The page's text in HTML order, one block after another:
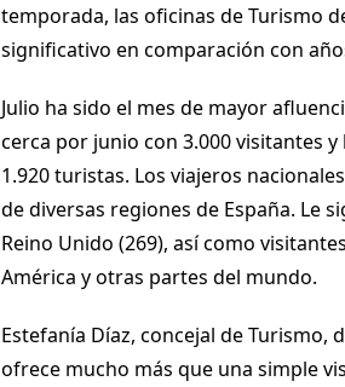
temporada, las oficinas de Turismo
significativo en comparación con
Julio ha sido el mes de mayor
cerca por junio con 3.000 visitantes
1.920 turistas. Los viajeros
de diversas regiones de España. Le
Reino Unido (269), así como
América y otras partes del mundo.
Estefanía Díaz, concejal de Turismo,
ofrece mucho más que una simple